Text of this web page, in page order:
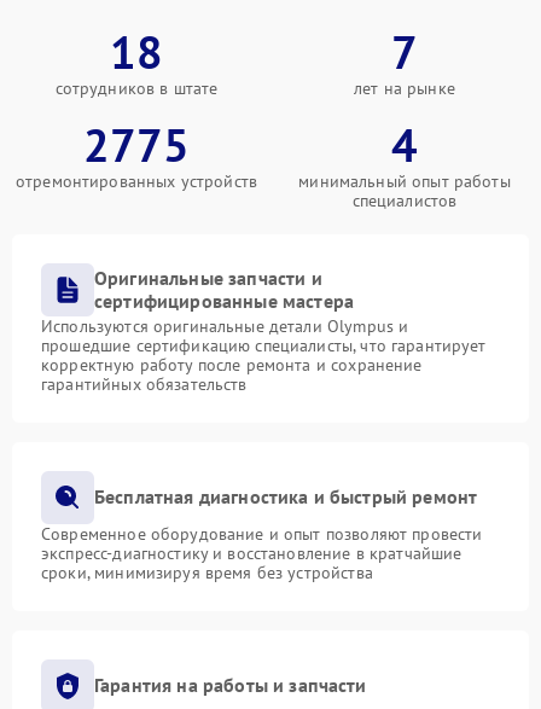
18
сотрудников в штате
7
лет на рынке
2775
отремонтированных устройств
4
минимальный опыт работы
специалистов
Оригинальные запчасти и
сертифицированные мастера
Используются оригинальные детали Olympus и
прошедшие сертификацию специалисты, что гарантирует
корректную работу после ремонта и сохранение
гарантийных обязательств
Бесплатная диагностика и быстрый ремонт
Современное оборудование и опыт позволяют провести
экспресс-диагностику и восстановление в кратчайшие
сроки, минимизируя время без устройства
Гарантия на работы и запчасти